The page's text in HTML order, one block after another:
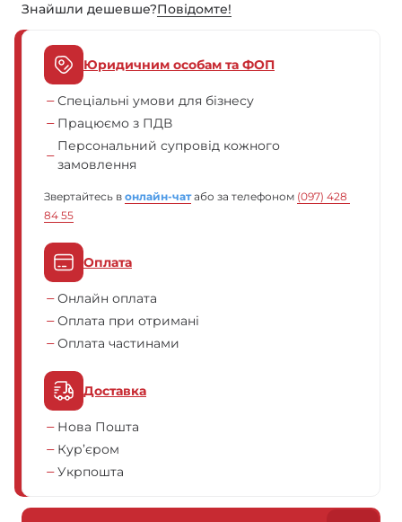
Знайшли дешевше?Повiдомте!
Юридичним особам та ФОП
Спеціальні умови для бізнесу
Працюємо з ПДВ
Персональний супровід кожного
замовлення
Звертайтесь в онлайн-чат або за телефоном (097) 428
84 55
Оплата
Онлайн оплата
Оплата при отримані
Оплата частинами
Доставка
Нова Пошта
Кур’єром
Укрпошта